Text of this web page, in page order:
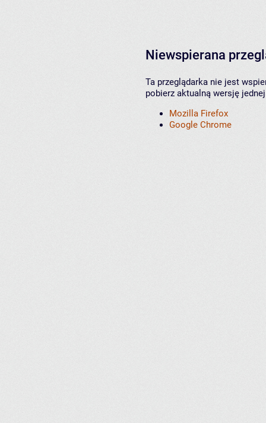
Niewspierana
Ta przeglądarka nie jest
pobierz aktualną wersję
Mozilla Firefox
Google Chrome